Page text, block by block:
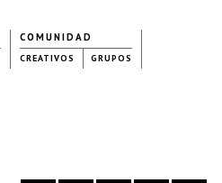
COMUNIDAD
CREATIVOS GRUPOS